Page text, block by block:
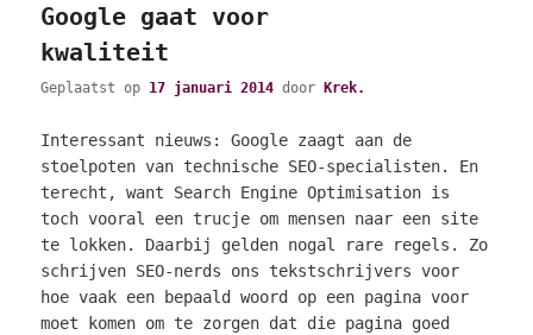
Google gaat voor
kwaliteit
Geplaatst op 17 januari 2014 doorKrek.
Interessant nieuws: Google zaagt aan de
stoelpoten van technische SEO-specialisten. En
terecht, want Search Engine Optimisation is
toch vooral een trucje om mensen naar een site
te lokken. Daarbij gelden nogal rare regels. Zo
schrijven SEO-nerds ons tekstschrijvers voor
hoe vaak een bepaald woord op een pagina voor
moet komen om te zorgen dat die pagina goed